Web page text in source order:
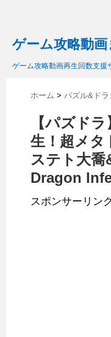
ゲーム攻略動
ゲーム攻略動画再生回数支援
ホーム > パズル&ドラ
【パズド
生！超メ
ステト大喬
Dragon
スポンサーリンク